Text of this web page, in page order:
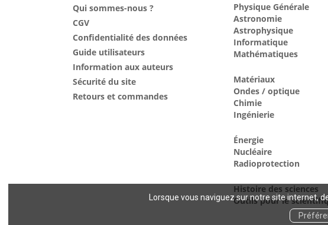
Lorsque vous naviguez sur notre site internet,
Qui sommes-nous ?
CGV
Confidentialité des données
Guide utilisateurs
Information aux auteurs
Sécurité du site
Retours et commandes
Physique Générale
Astronomie
Astrophysique
Informatique
Mathématiques
Matériaux
Ondes / optique
Chimie
Ingénierie
Énergie
Nucléaire
Radioprotection
Histoire des sciences
Outils pour le